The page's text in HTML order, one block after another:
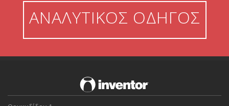
ΑΝΑΛΥΤΙΚΟΣ ΟΔΗΓΟΣ